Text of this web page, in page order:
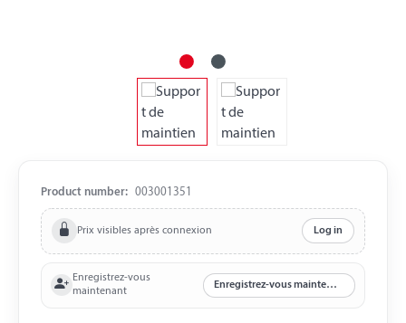
Product number: 003001351
Prix visibles après connexion Log in
Enregistrez-vous
maintenant
Enregistrez-vous maintenant